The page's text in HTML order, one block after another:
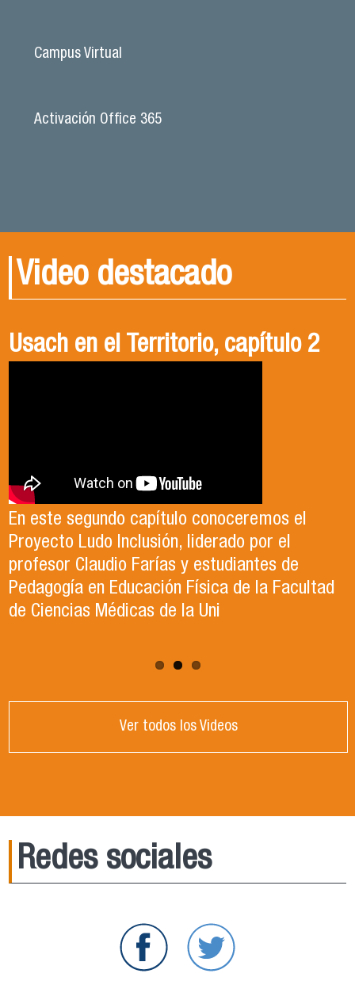
Campus Virtual
Activación Office 365
Video destacado
Gala Deportiva Usach 2025
El 15 de enero, el Departamento de Gestión
del Deporte de la Vicerrectoría de Apoyo
Estudiantil Usach, premió a las y los
deportistas más destacados del año
competitivo 2025.
Usach en el Territorio, capítulo 2
En este segundo capítulo conoceremos el
Proyecto Ludo Inclusión, liderado por el
profesor Claudio Farías y estudiantes de
Pedagogía en Educación Física de la Facultad
de Ciencias Médicas de la Uni
Candidatura Director de Escuela
Te invitamos a revisar el video de nuestro
candidato , el Dr. Celso Sanchez para el cargo
de Director de Escuela período 2025-2026.
Ver todos los Videos
Redes sociales